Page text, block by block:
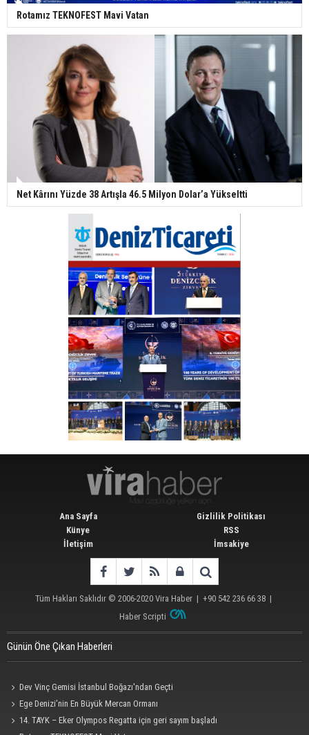
Rotamız TEKNOFEST Mavi Vatan
Net Kârını Yüzde 38 Artışla 46.5 Milyon Dolar’a Yükseltti
Ana Sayfa
Künye
İletişim
Gizlilik Politikası
RSS
İmsakiye
Tüm Hakları Saklıdır © 2006-2020 Vira Haber | +90 542 236 66 38 |
Haber Scripti
Günün Öne Çıkan Haberleri
Dev Vinç Gemisi İstanbul Boğazı'ndan Geçti
Ege Denizi’nin En Büyük Mercan Ormanı
14. TAYK – Eker Olympos Regatta için geri sayım başladı